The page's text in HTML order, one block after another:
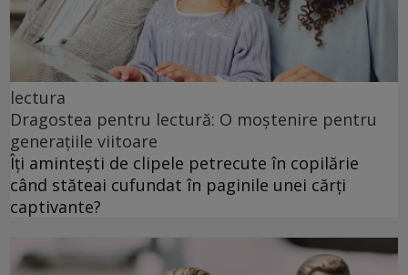
lectura
Dragostea pentru lectură: O moștenire pentru
generațiile viitoare
Îți amintești de clipele petrecute în copilărie
când stăteai cufundat în paginile unei cărți
captivante?